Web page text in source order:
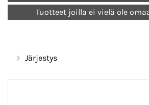
Tuotteet joilla ei vielä ole
Järjestys